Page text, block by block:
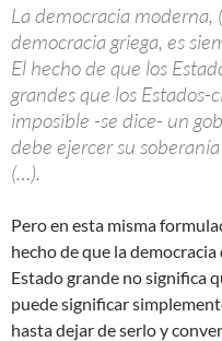
La democracia
democracia griega, es
El hecho de que los
grandes que los Estados-
imposible -se dice- un
debe ejercer su
(…).
Pero en esta misma
hecho de que la
Estado grande no significa
puede significar
hasta dejar de serlo y